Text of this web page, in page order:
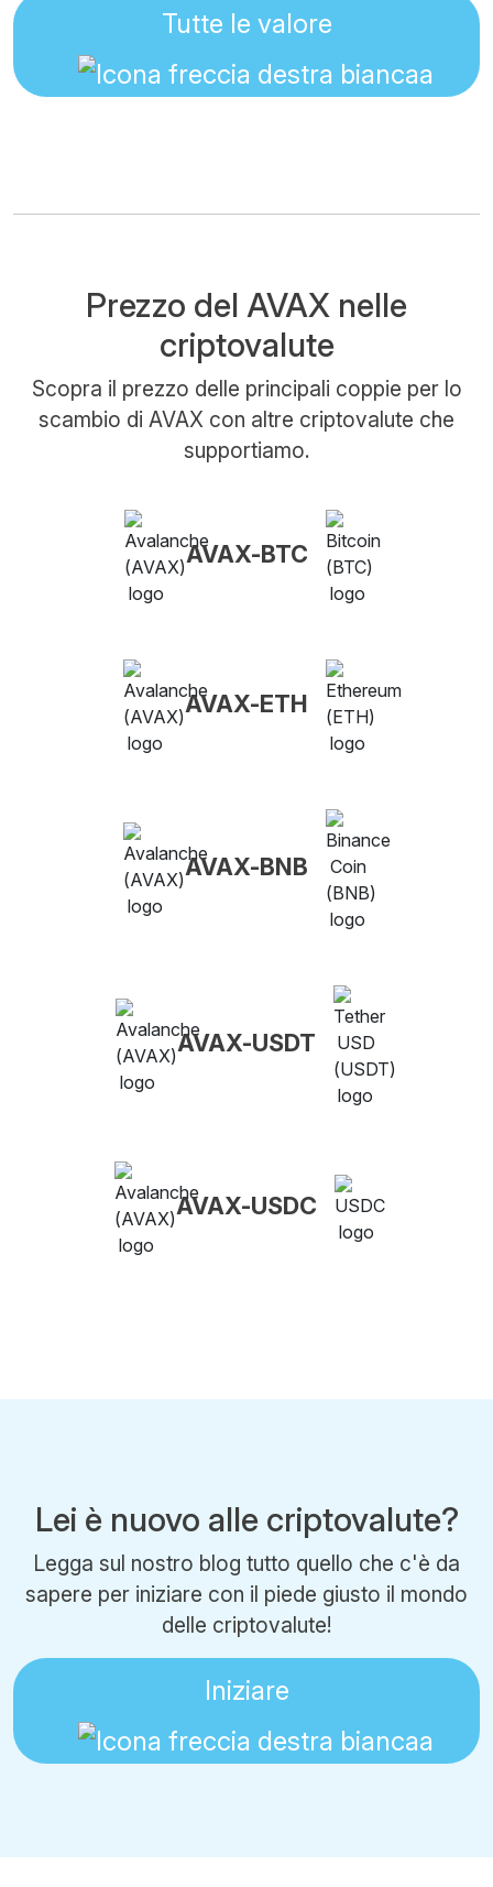
Tutte le valore
Prezzo del AVAX nelle
criptovalute
Scopra il prezzo delle principali coppie per lo
scambio di AVAX con altre criptovalute che
supportiamo.
AVAX-BTC
AVAX-ETH
AVAX-BNB
AVAX-USDT
AVAX-USDC
Lei è nuovo alle criptovalute?
Legga sul nostro blog tutto quello che c'è da
sapere per iniziare con il piede giusto il mondo
delle criptovalute!
Iniziare